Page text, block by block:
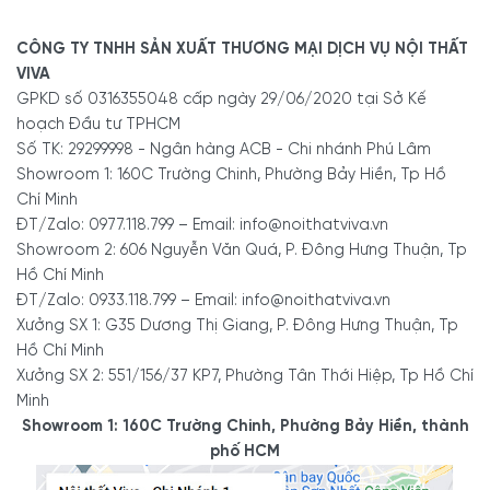
- Xưởng sản xuất: 59/1 ĐHT 21, P.Đông Hưng Thuận, Q.12
- Điện thoại: 0977.118.799 - 0933.118.799 - 0922.118.799
- Email: info@noithatviva.vn
- Website:https://noithatviva.vn
- Fanpage: https://www.facebook.com/noithatviva.vn
- TikTok:https://www.tiktok.com/@noithatviva.vn
- Youtube: https://www.youtube.com/@noithatviva
- Showroom 1: 160C Trường Chinh, phường Bảy Hiền, Tp
Hồ Chí Minh
-Hotline/Zalo:0977.118.799
606 Nguyễn Văn Quá, P. Đông Hưng
Thuận, Tp Hồ Chí Minh
CÔNG TY TNHH SẢN XUẤT THƯƠNG MẠI DỊCH VỤ NỘI THẤT
VIVA
GPKD số 0316355048 cấp ngày 29/06/2020 tại Sở Kế
hoạch Đầu tư TPHCM
Số TK: 29299998 - Ngân hàng ACB - Chi nhánh Phú Lâm
Showroom 1: 160C Trường Chinh, Phường Bảy Hiền, Tp Hồ
Chí Minh
ĐT/Zalo: 0977.118.799 – Email: info@noithatviva.vn
Showroom 2: 606 Nguyễn Văn Quá, P. Đông Hưng Thuận, Tp
Hồ Chí Minh
ĐT/Zalo: 0933.118.799 – Email: info@noithatviva.vn
Xưởng SX 1: G35 Dương Thị Giang, P. Đông Hưng Thuận, Tp
Hồ Chí Minh
Xưởng SX 2: 551/156/37 KP7, Phường Tân Thới Hiệp, Tp Hồ Chí
Minh
Showroom 1: 160C Trường Chinh, Phường Bảy Hiền, thành
phố HCM